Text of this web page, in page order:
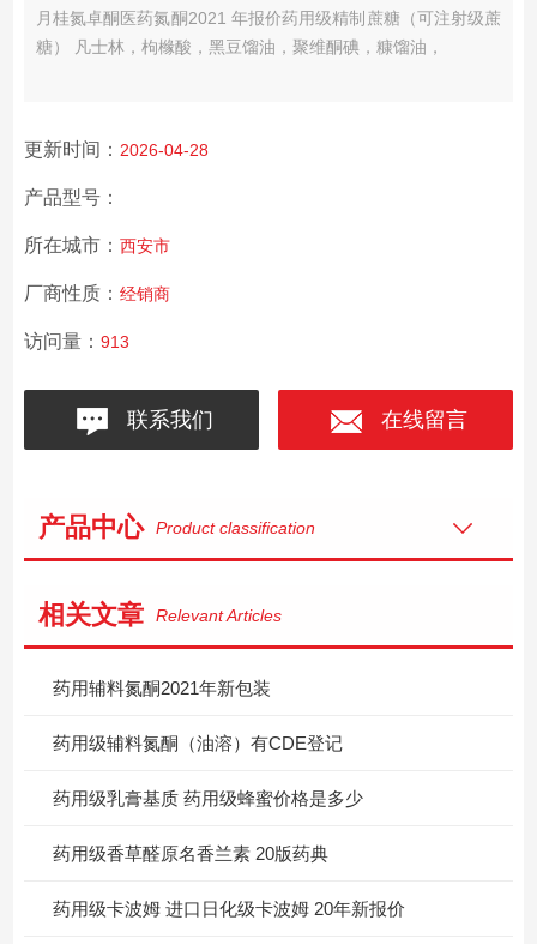
月桂氮卓酮医药氮酮2021 年报价药用级精制蔗糖（可注射级蔗
糖） 凡士林，枸橼酸，黑豆馏油，聚维酮碘，糠馏油，
更新时间： 2026-04-28
产品型号：
所在城市： 西安市
厂商性质： 经销商
访问量： 913
联系我们 在线留言
产品中心 Product classification
相关文章 Relevant Articles
药用辅料氮酮2021年新包装
药用级辅料氮酮（油溶）有CDE登记
药用级乳膏基质 药用级蜂蜜价格是多少
药用级香草醛原名香兰素 20版药典
药用级卡波姆 进口日化级卡波姆 20年新报价